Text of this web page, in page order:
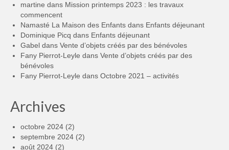
martine dans Mission printemps 2023 : les travaux
commencent
Namasté La Maison des Enfants dans Enfants déjeunant
Dominique Picq dans Enfants déjeunant
Gabel dans Vente d’objets créés par des bénévoles
Fany Pierrot-Leyle dans Vente d’objets créés par des
bénévoles
Fany Pierrot-Leyle dans Octobre 2021 – activités
Archives
octobre 2024 (2)
septembre 2024 (2)
août 2024 (2)